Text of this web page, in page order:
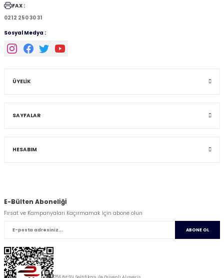
FAX :
0212 250 30 31
Sosyal Medya :
ÜYELİK
SAYFALAR
HESABIM
E-Bülten Abonelİğİ
Fırsat ve Kampanyaları Kaçırmamak İçin abone olun
ABONE OL